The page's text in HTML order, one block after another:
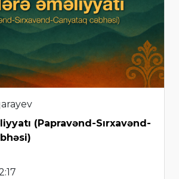
(Papravənd-Sırxavənd-